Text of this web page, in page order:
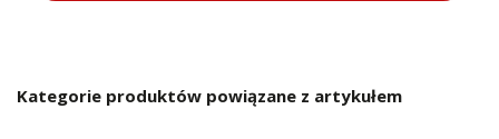
Kategorie produktów powiązane z artykułem